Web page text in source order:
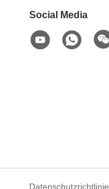
Social Media
Datenschutzrichtlinie